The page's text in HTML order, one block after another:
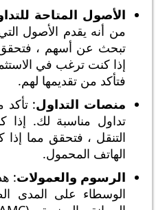
الأصول المتاحة
من أنه يقدم الأصول
تبحث عن أسهم ، فتحقق
إذا كنت ترغب في
فتأكد من تقديمها لهم.
منصات التداول:
تداول مناسبة لك. إذا
التنقل ، فتحقق مما
الهاتف المحمول.
الرسوم والعمولات:
الوسطاء على المدى